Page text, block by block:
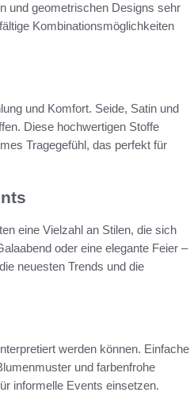
und geometrischen Designs sehr
Kombinationsmöglichkeiten
und Komfort. Seide, Satin und
Diese hochwertigen Stoffe
Tragegefühl, das perfekt für
eine Vielzahl an Stilen, die sich
oder eine elegante Feier –
neuesten Trends und die
werden können. Einfache
und farbenfrohe
informelle Events einsetzen.